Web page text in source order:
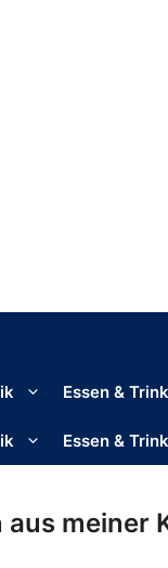
Essen &
Essen &
meiner